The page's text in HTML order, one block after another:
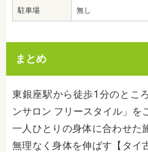
駐車場 無し
まとめ
東銀座駅から徒歩1分のとこ
ンサロン フリースタイル」を
一人ひとりの身体に合わせた
無理なく身体を伸ばす【タイ